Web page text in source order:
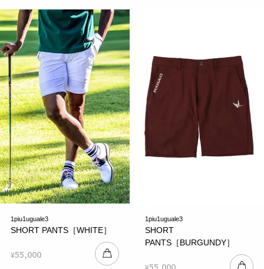
1piu1uguale3
SHORT PANTS［WHITE］
¥55,000
1piu1uguale3
SHORT
PANTS［BURGUNDY］
¥55,000